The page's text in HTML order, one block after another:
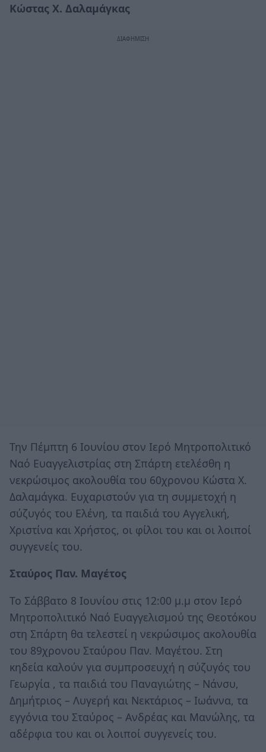
Κώστας Χ. Δαλαμάγκας
Την Πέμπτη 6 Ιουνίου στον Ιερό Μητροπολιτικό
Ναό Ευαγγελιστρίας στη Σπάρτη ετελέσθη η
νεκρώσιμος ακολουθία του 60χρονου Κώστα Χ.
Δαλαμάγκα. Ευχαριστούν για τη συμμετοχή η
σύζυγός του Ελένη, τα παιδιά του Αγγελική,
Χριστίνα και Χρήστος, οι φίλοι του και οι λοιποί
συγγενείς του.
Σταύρος Παν. Μαγέτος
Το Σάββατο 8 Ιουνίου στις 12:00 μ.μ στον Ιερό
Μητροπολιτικό Ναό Ευαγγελισμού της Θεοτόκου
στη Σπάρτη θα τελεστεί η νεκρώσιμος ακολουθία
του 89χρονου Σταύρου Παν. Μαγέτου. Στη
κηδεία καλούν για συμπροσευχή η σύζυγός του
Γεωργία , τα παιδιά του Παναγιώτης – Νάνσυ,
Δημήτριος – Λυγερή και Νεκτάριος – Ιωάννα, τα
εγγόνια του Σταύρος – Ανδρέας και Μανώλης, τα
αδέρφια του και οι λοιποί συγγενείς του.